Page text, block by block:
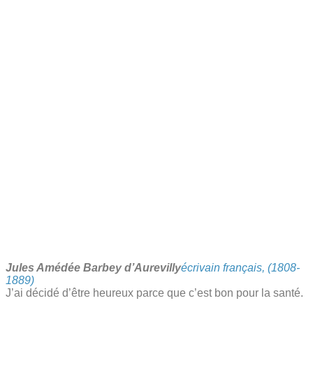
Jules Amédée Barbey d’Aurevillyécrivain français, (1808-
1889)
J’ai décidé d’être heureux parce que c’est bon pour la santé.